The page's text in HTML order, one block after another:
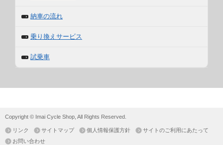
納車の流れ
乗り換えサービス
試乗車
Copyright © Imai Cycle Shop, All Rights Reserved.
リンク サイトマップ 個人情報保護方針
サイトのご利用にあたって
お問い合わせ